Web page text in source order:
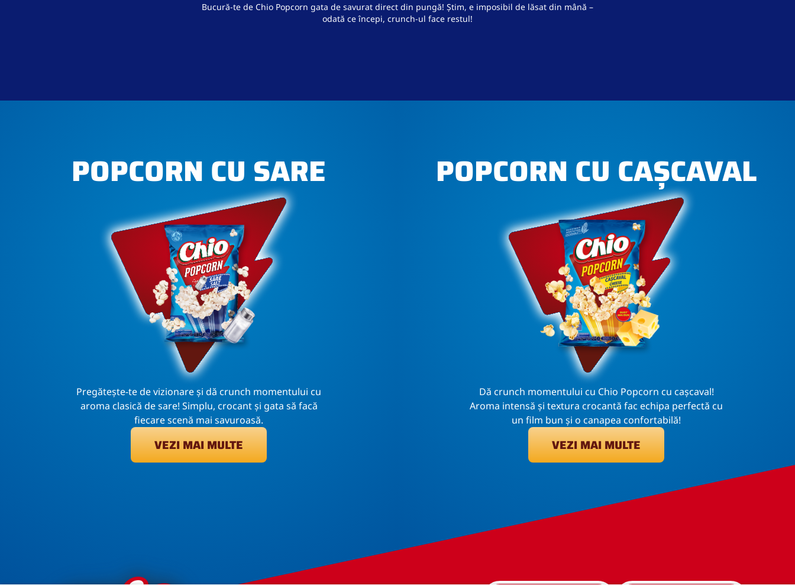
Bucură-te de Chio Popcorn gata de savurat direct din pungă! Știm, e imposibil de lăsat din mână –
odată ce începi, crunch-ul face restul!
POPCORN CU SARE
Pregătește-te de vizionare și dă crunch momentului cu
aroma clasică de sare! Simplu, crocant și gata să facă
fiecare scenă mai savuroasă.
VEZI MAI MULTE
POPCORN CU CAȘCAVAL
Dă crunch momentului cu Chio Popcorn cu cașcaval!
Aroma intensă și textura crocantă fac echipa perfectă cu
un film bun și o canapea confortabilă!
VEZI MAI MULTE